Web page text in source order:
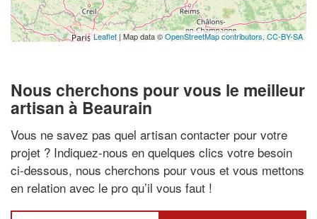
Leaflet | Map data ©OpenStreetMap contributors, CC-BY-SA
Nous cherchons pour vous le meilleur
artisan à Beaurain
Vous ne savez pas quel artisan contacter pour votre
projet ? Indiquez-nous en quelques clics votre besoin
ci-dessous, nous cherchons pour vous et vous mettons
en relation avec le pro qu’il vous faut !